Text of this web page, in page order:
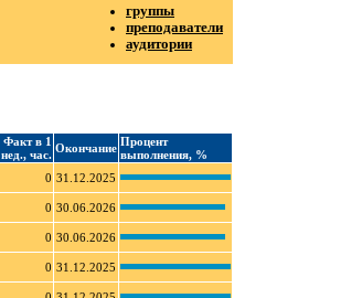
группы
преподаватели
аудитории
Факт в 1
нед., час. Окончание Процент
выполнения, %
0 31.12.2025
0 30.06.2026
0 30.06.2026
0 31.12.2025